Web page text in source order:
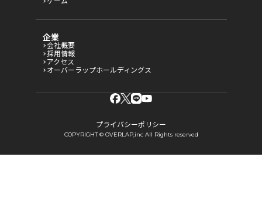
企業
会社概要
採用情報
アクセス
オーバーラップホールディングス
プライバシーポリシー
COPYRIGHT © OVERLAP,inc All Rights reserved